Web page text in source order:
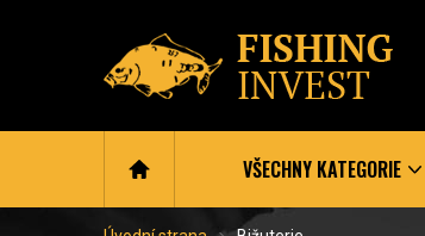
VŠECHNY KATEGORIE